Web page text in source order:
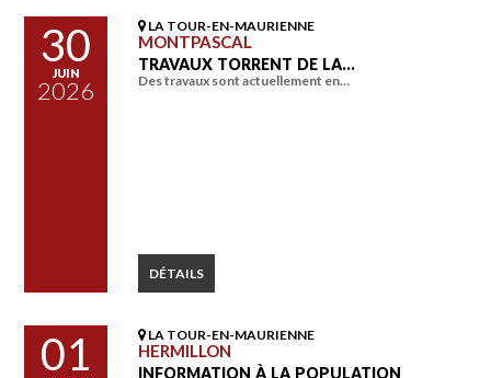
30
JUIN
2026
LA TOUR-EN-MAURIENNE
MONTPASCAL
TRAVAUX TORRENT DE LA…
Des travaux sont actuellement en…
DÉTAILS
01 LA TOUR-EN-MAURIENNE
HERMILLON
INFORMATION À LA POPULATION